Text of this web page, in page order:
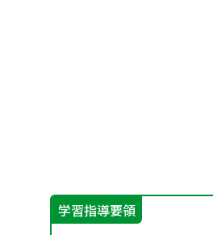
学習指導要領